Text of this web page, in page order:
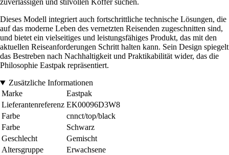
zuverlässigen und stilvollen Koffer suchen.
Dieses Modell integriert auch fortschrittliche technische Lösungen, die
auf das moderne Leben des vernetzten Reisenden zugeschnitten sind,
und bietet ein vielseitiges und leistungsfähiges Produkt, das mit den
aktuellen Reiseanforderungen Schritt halten kann. Sein Design spiegelt
das Bestreben nach Nachhaltigkeit und Praktikabilität wider, das die
Philosophie Eastpak repräsentiert.
Zusätzliche Informationen
Marke
Eastpak
Lieferantenreferenz EK00096D3W8
Farbe
cnnct/top/black
Farbe
Schwarz
Geschlecht
Gemischt
Altersgruppe
Erwachsene